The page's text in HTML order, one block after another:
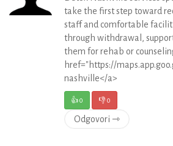
take the first step toward
staff and comfortable
through withdrawal,
them for rehab or
href="https://
nashville</a>
👍0 👎0
Odgovori ⇾